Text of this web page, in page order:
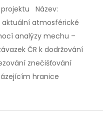
Název:
aktuální atmosférické
analýzy mechu –
ČR k dodržování
znečišťování
hranice